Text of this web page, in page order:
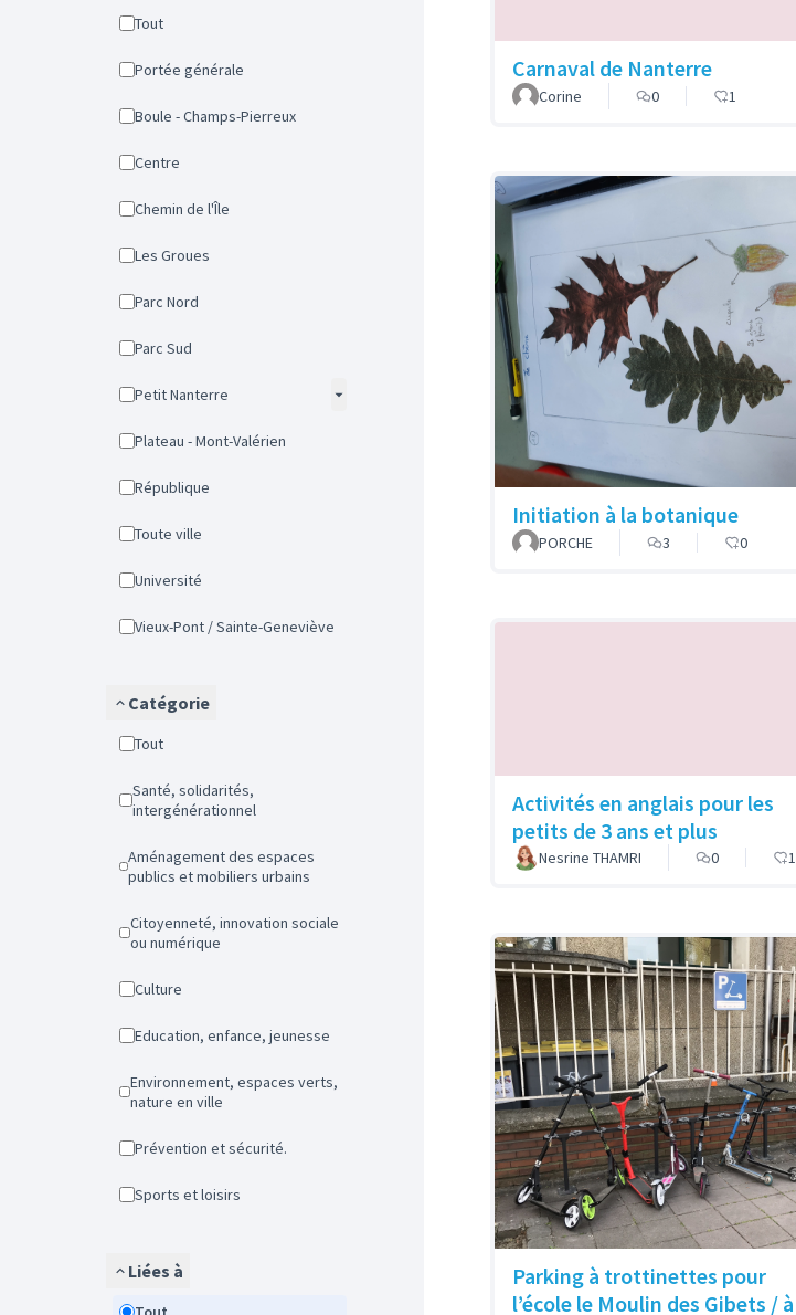
Tout
Portée générale
Boule - Champs-Pierreux
Centre
Chemin de l'Île
Les Groues
Parc Nord
Parc Sud
Petit Nanterre
Plateau - Mont-Valérien
République
Toute ville
Université
Vieux-Pont / Sainte-Geneviève
Catégorie
Tout
Santé, solidarités,
intergénérationnel
Aménagement des espaces
publics et mobiliers urbains
Citoyenneté, innovation sociale
ou numérique
Culture
Education, enfance, jeunesse
Environnement, espaces verts,
nature en ville
Prévention et sécurité.
Sports et loisirs
Liées à
Carnaval de Nanterre
Corine
0 1
Initiation à la botanique
PORCHE
3 0
Activités en anglais pour les
petits de 3 ans et plus
Nesrine THAMRI 0 1
Parking à trottinettes pour
l’école le Moulin des Gibets / à